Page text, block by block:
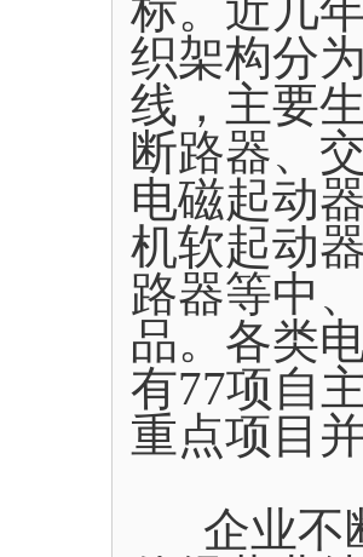
织架构分
线，主要
断路器、
电磁起动
机软起动
路器等中
品。各类
有77项自
重点项目
企业不